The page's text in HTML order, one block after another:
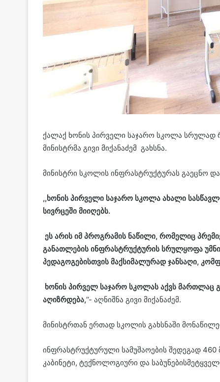
ქალაქ ხონის პირველი საჯარო სკოლა სრულად
მინისტრმა გივი მიქანაძემ გახსნა.
მინისტრი სკოლის ინფრასტრუქტურას გაეცნო
,,ხონის პირველი საჯარო სკოლა ახალი
სივრცეში მიიღებს.
ეს არის იმ პროგრამის ნაწილი, რომელიც
განათლების ინფრასტრუქტურის სრულყოფა
პედაგოგებისთვის მაქსიმალურად ჯანსაღი,
ხონის პირველ საჯარო სკოლას აქვს მართლაც
აღიზრდება,’’- აღნიშნა გივი მიქანაძემ.
მინისტრთან ერთად სკოლის გახსნაში
ინფრასტრუქტურული სამუშაოების შედეგად
კაბინეტი, ტექნოლოგიური და